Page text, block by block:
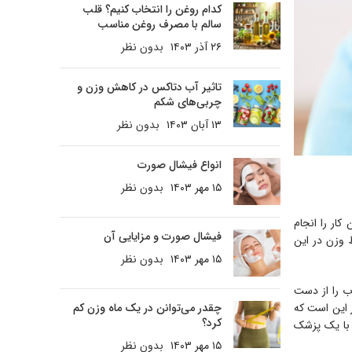
را انجام
وزن در این
را از دست
کار این است که
با یک پزشک
کدام روغن را انتخاب کنیم؟ قلب
سالم با مصرف روغن مناسب
۲۶ آذر ۱۴۰۳
بدون نظر
تاثیر آب دتاکس در کاهش وزن و
چربی‌های شکم
۱۳ آبان ۱۴۰۳
بدون نظر
انواع فیشال صورت
۱۵ مهر ۱۴۰۳
بدون نظر
فیشال صورت و مزایایی آن
۱۵ مهر ۱۴۰۳
بدون نظر
چقدر می‌توانن در یک ماه وزن کم
کرد؟
۱۵ مهر ۱۴۰۳
بدون نظر